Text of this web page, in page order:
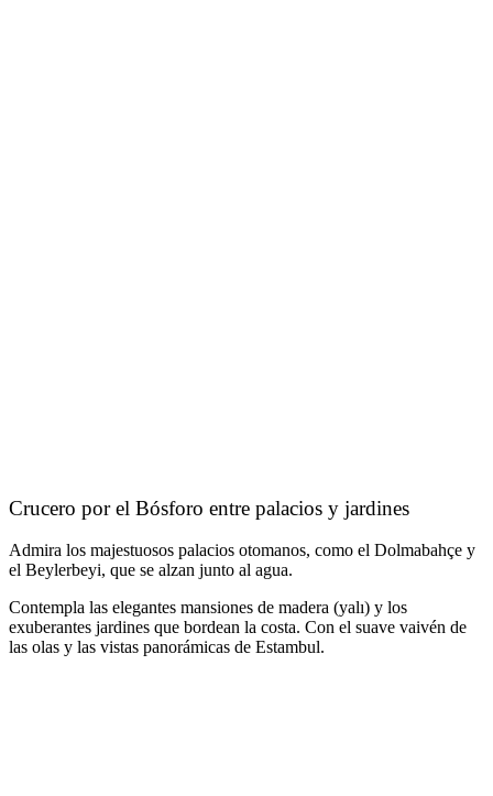
Crucero por el Bósforo entre palacios y jardines
Admira los majestuosos palacios otomanos, como el Dolmabahçe y
el Beylerbeyi, que se alzan junto al agua.
Contempla las elegantes mansiones de madera (yalı) y los
exuberantes jardines que bordean la costa. Con el suave vaivén de
las olas y las vistas panorámicas de Estambul.